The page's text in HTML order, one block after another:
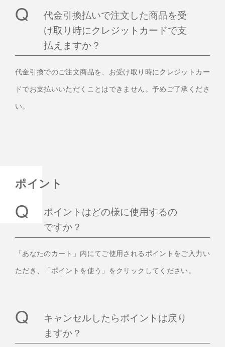
代金引換払いで注文した商品を受
け取り時にクレジットカードで支
払えますか？
代金引換でのご注文商品を、お受け取り時にクレジットカー
ドでお支払いいただくことはできません。予めご了承くださ
い。
ポイント
ポイントはどの様に使用するの
ですか？
「あなたのカート」内にてご使用されるポイントをご入力い
ただき、「ポイントを使う」をクリックしてください。
キャンセルしたらポイントは戻り
ますか？